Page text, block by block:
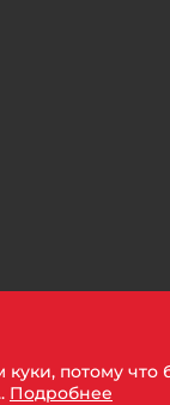
потому что
Подробнее